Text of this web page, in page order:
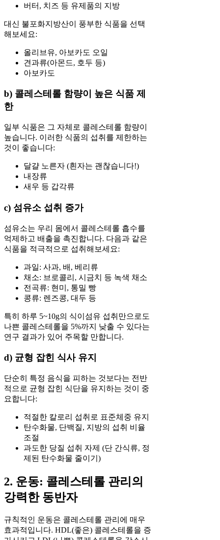
버터, 치즈 등 유제품의 지방
대신 불포화지방산이 풍부한 식품을 선택
해보세요:
올리브유, 아보카도 오일
견과류(아몬드, 호두 등)
아보카도
b) 콜레스테롤 함량이 높은 식품 제
한
일부 식품은 그 자체로 콜레스테롤 함량이
높습니다. 이러한 식품의 섭취를 제한하는
것이 좋습니다:
달걀 노른자 (흰자는 괜찮습니다!)
내장류
새우 등 갑각류
c) 섬유소 섭취 증가
섬유소는 우리 몸에서 콜레스테롤 흡수를
억제하고 배출을 촉진합니다. 다음과 같은
식품을 적극적으로 섭취해보세요:
과일: 사과, 배, 베리류
채소: 브로콜리, 시금치 등 녹색 채소
전곡류: 현미, 통밀 빵
콩류: 렌즈콩, 대두 등
특히 하루 5~10g의 식이섬유 섭취만으로도
나쁜 콜레스테롤을 5%까지 낮출 수 있다는
연구 결과가 있어 주목할 만합니다.
d) 균형 잡힌 식사 유지
단순히 특정 음식을 피하는 것보다는 전반
적으로 균형 잡힌 식단을 유지하는 것이 중
요합니다:
적절한 칼로리 섭취로 표준체중 유지
탄수화물, 단백질, 지방의 섭취 비율
조절
과도한 당질 섭취 자제 (단 간식류, 정
제된 탄수화물 줄이기)
2. 운동: 콜레스테롤 관리의
강력한 동반자
규칙적인 운동은 콜레스테롤 관리에 매우
효과적입니다. HDL(좋은) 콜레스테롤을 증